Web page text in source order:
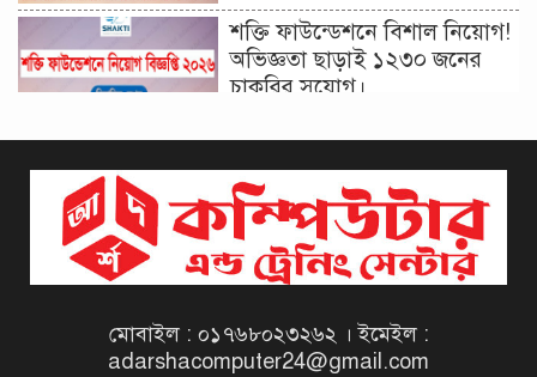
শক্তি ফাউন্ডেশনে বিশাল নিয়োগ!
অভিজ্ঞতা ছাড়াই ১২৩০ জনের
চাকরির সুযোগ।
বিজ্ঞপ্তি ২০২৬ | Taxes Zone
Dinajpur Job Circular 2026
বেসরকারি সংস্থা সেতু (SETU)
Job Circular 2026
মোবাইল : ০১৭৬৮০২৩২৬২ । ইমেইল :
adarshacomputer24@gmail.com